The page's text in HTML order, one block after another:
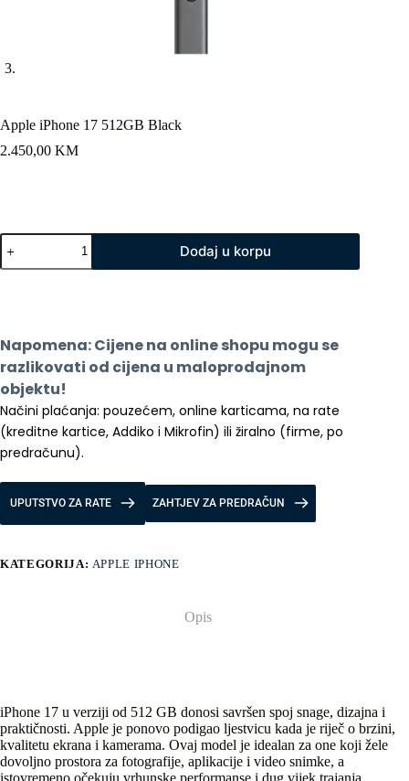
Apple iPhone 17 512GB Black
2.450,00 KM
Apple
iPhone
17
Dodaj u korpu
Napomena: Cijene na online shopu mogu se
razlikovati od cijena u maloprodajnom
objektu!
Načini plaćanja: pouzećem, online karticama, na rate
(kreditne kartice, Addiko i Mikrofin) ili žiralno (firme, po
predračunu).
UPUTSTVO ZA RATE ZAHTJEV ZA PREDRAČUN
KATEGORIJA: APPLE IPHONE
Opis
iPhone 17 u verziji od 512 GB donosi savršen spoj snage, dizajna i
praktičnosti. Apple je ponovo podigao ljestvicu kada je riječ o brzini,
kvalitetu ekrana i kamerama. Ovaj model je idealan za one koji žele
dovoljno prostora za fotografije, aplikacije i video snimke, a